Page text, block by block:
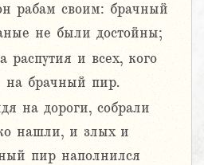
рабам своим: брачный
не были достойны;
распутия и всех, кого
на брачный пир.
на дороги, собрали
нашли, и злых и
пир наполнился